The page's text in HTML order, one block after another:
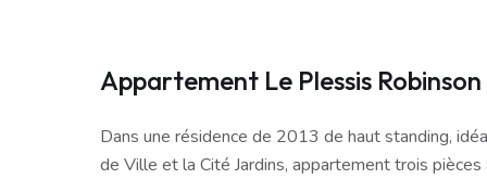
Appartement Le Plessis Robinson
Dans une résidence de 2013 de haut standing,
de Ville et la Cité Jardins, appartement trois